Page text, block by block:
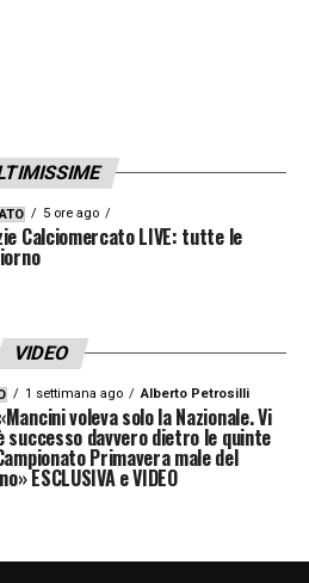
5 ore ago
Calciomercato LIVE: tutte le
VIDEO
1 settimana ago Alberto Petrosilli
voleva solo la Nazionale. Vi
successo davvero dietro le quinte
Primavera male del
ESCLUSIVA e VIDEO